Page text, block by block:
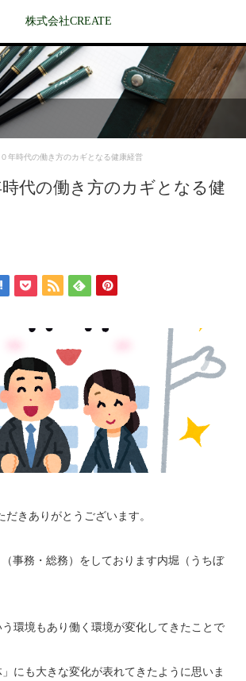
株式会社CREATE
０年時代の働き方のカギとなる健康経営
時代の働き方のカギとなる健
きありがとうございます。
事務・総務）をしております内堀（うちぼ
環境もあり働く環境が変化してきたことで
にも大きな変化が表れてきたように思いま